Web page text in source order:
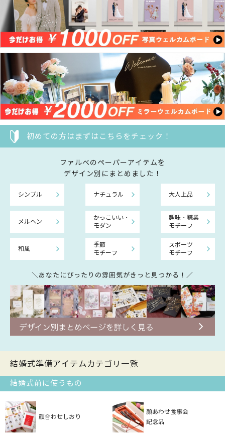
初めての方はまずはこちらをチェック！
ファルべのペーパーアイテムを
デザイン別にまとめました！
シンプル ナチュラル 大人上品
メルヘン
かっこいい・
モダン
趣味・職業
モチーフ
和風
季節
モチーフ
スポーツ
モチーフ
＼あなたにぴったりの雰囲気がきっと見つかる！／
結婚式準備アイテムカテゴリ一覧
結婚式前に使うもの
顔合わせしおり
顔あわせ食事会
記念品